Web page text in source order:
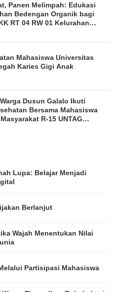
Panen Melimpah: Edukasi
Bedengan Organik bagi
RT 04 RW 01 Kelurahan
Mahasiswa Universitas
Karies Gigi Anak
Dusun Galalo Ikuti
Bersama Mahasiswa
R-15 UNTAG
Lupa: Belajar Menjadi
Berlanjut
Wajah Menentukan Nilai
Partisipasi Mahasiswa